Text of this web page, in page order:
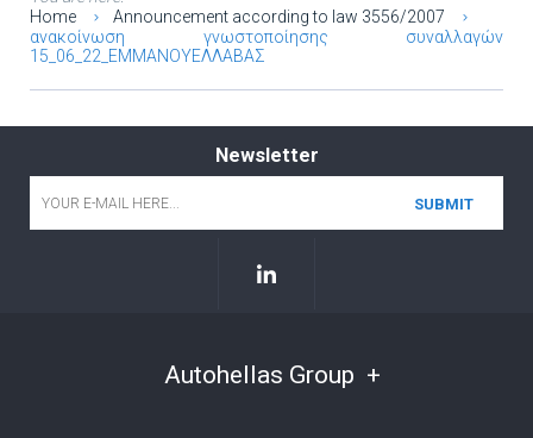
Home
Announcement according to law 3556/2007
ανακοίνωση γνωστοποίησης συναλλαγών
15_06_22_ΕΜΜΑΝΟΥΕΛΛΑΒΑΣ
Newsletter
Autohellas Group